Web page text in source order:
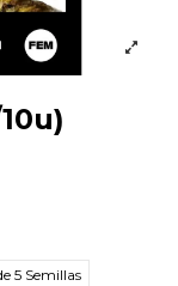
5 Semillas